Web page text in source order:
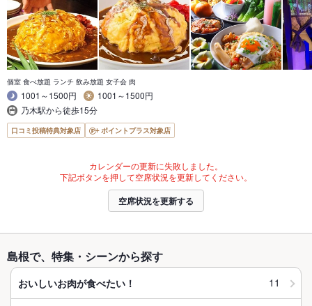
個室 食べ放題 ランチ 飲み放題 女子会 肉
1001～1500円
1001～1500円
乃木駅から徒歩15分
口コミ投稿特典対象店 ポイントプラス対象店
カレンダーの更新に失敗しました。
下記ボタンを押して空席状況を更新してください。
空席状況を更新する
島根で、特集・シーンから探す
おいしいお肉が食べたい！ 11